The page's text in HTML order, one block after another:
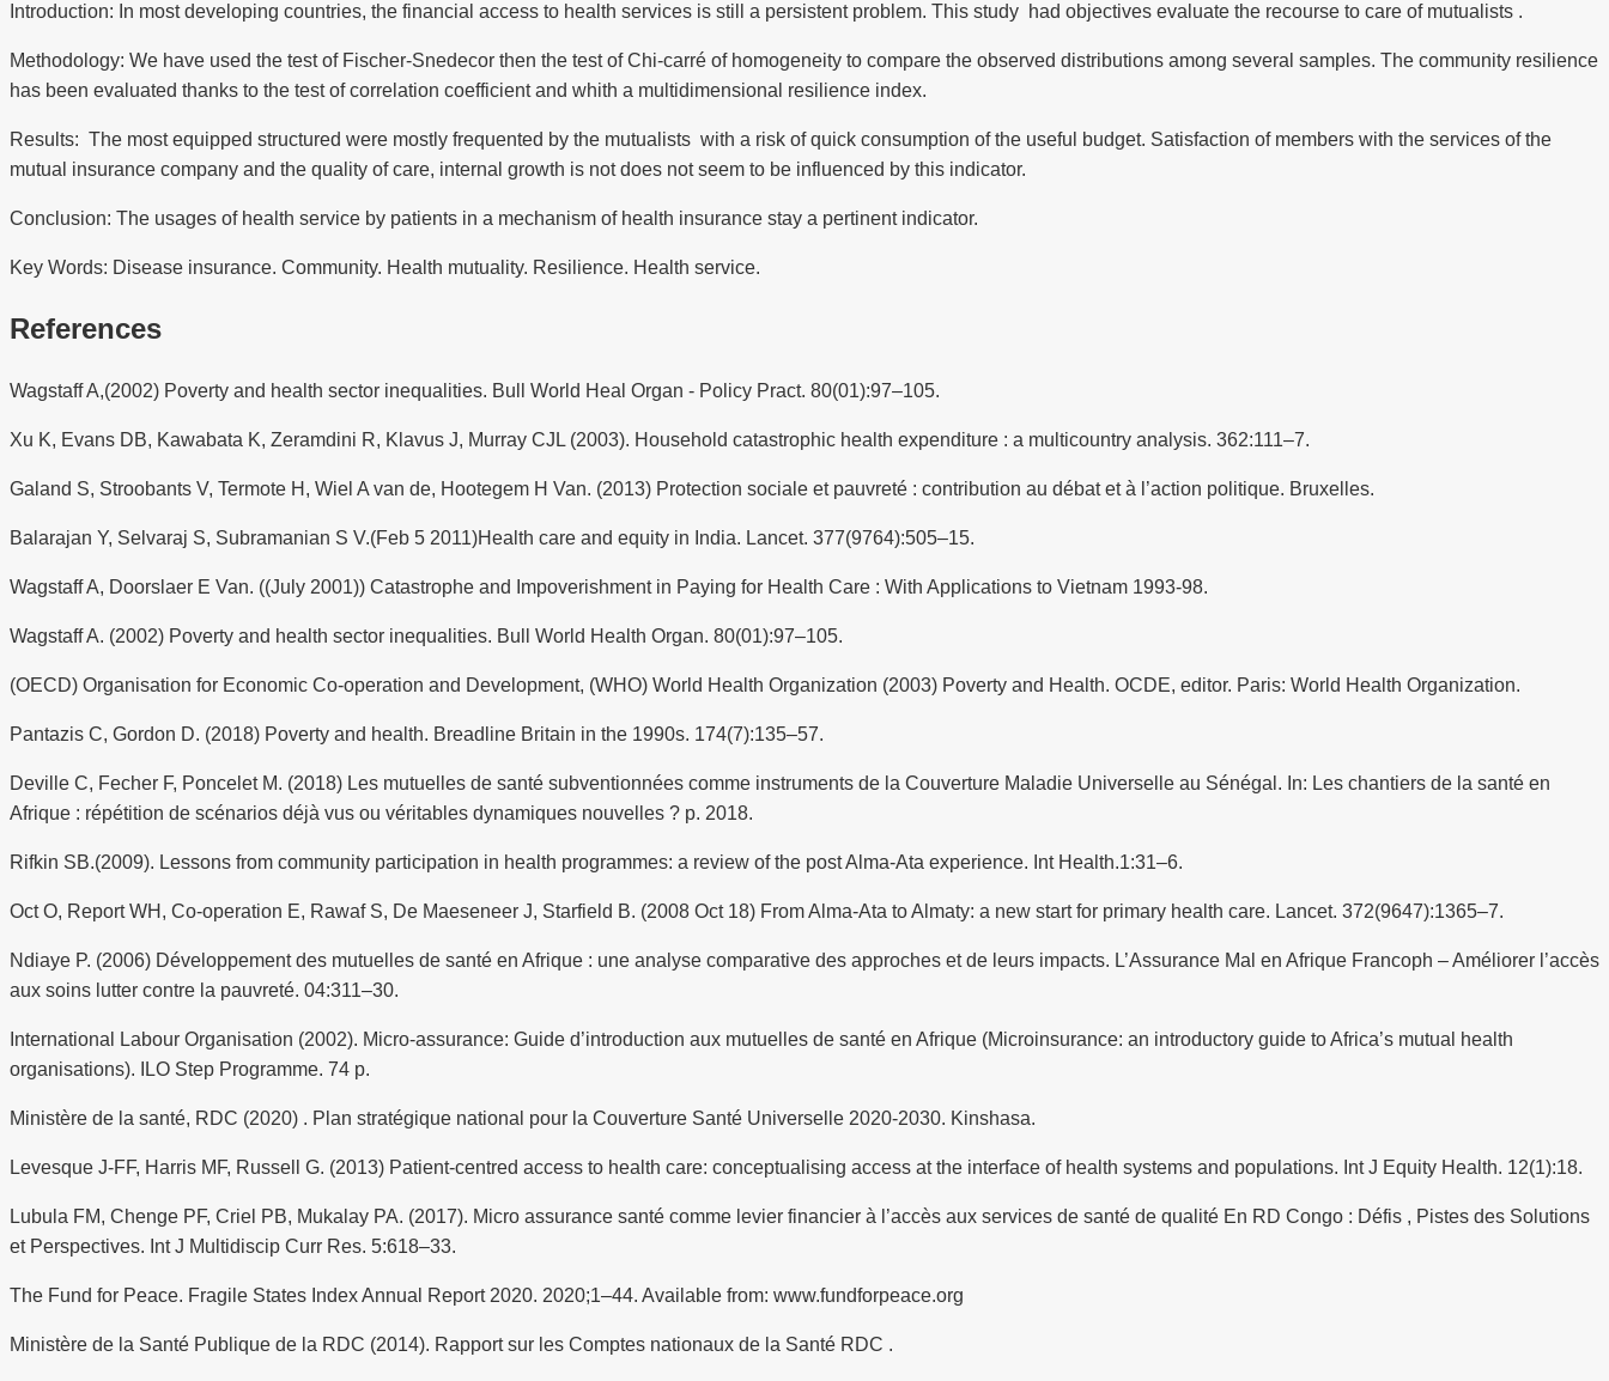
Introduction: In most developing countries, the financial access to health services is still a persistent problem. This study had objectives evaluate the recourse to care of mutualists .
Methodology: We have used the test of Fischer-Snedecor then the test of Chi-carré of homogeneity to compare the observed distributions among several samples. The community resilience
has been evaluated thanks to the test of correlation coefficient and whith a multidimensional resilience index.
Results: The most equipped structured were mostly frequented by the mutualists with a risk of quick consumption of the useful budget. Satisfaction of members with the services of the
mutual insurance company and the quality of care, internal growth is not does not seem to be influenced by this indicator.
Conclusion: The usages of health service by patients in a mechanism of health insurance stay a pertinent indicator.
Key Words: Disease insurance. Community. Health mutuality. Resilience. Health service.
References
Wagstaff A,(2002) Poverty and health sector inequalities. Bull World Heal Organ - Policy Pract. 80(01):97–105.
Xu K, Evans DB, Kawabata K, Zeramdini R, Klavus J, Murray CJL (2003). Household catastrophic health expenditure : a multicountry analysis. 362:111–7.
Galand S, Stroobants V, Termote H, Wiel A van de, Hootegem H Van. (2013) Protection sociale et pauvreté : contribution au débat et à l’action politique. Bruxelles.
Balarajan Y, Selvaraj S, Subramanian S V.(Feb 5 2011)Health care and equity in India. Lancet. 377(9764):505–15.
Wagstaff A, Doorslaer E Van. ((July 2001)) Catastrophe and Impoverishment in Paying for Health Care : With Applications to Vietnam 1993-98.
Wagstaff A. (2002) Poverty and health sector inequalities. Bull World Health Organ. 80(01):97–105.
(OECD) Organisation for Economic Co-operation and Development, (WHO) World Health Organization (2003) Poverty and Health. OCDE, editor. Paris: World Health Organization.
Pantazis C, Gordon D. (2018) Poverty and health. Breadline Britain in the 1990s. 174(7):135–57.
Deville C, Fecher F, Poncelet M. (2018) Les mutuelles de santé subventionnées comme instruments de la Couverture Maladie Universelle au Sénégal. In: Les chantiers de la santé en
Afrique : répétition de scénarios déjà vus ou véritables dynamiques nouvelles ? p. 2018.
Rifkin SB.(2009). Lessons from community participation in health programmes: a review of the post Alma-Ata experience. Int Health.1:31–6.
Oct O, Report WH, Co-operation E, Rawaf S, De Maeseneer J, Starfield B. (2008 Oct 18) From Alma-Ata to Almaty: a new start for primary health care. Lancet. 372(9647):1365–7.
Ndiaye P. (2006) Développement des mutuelles de santé en Afrique : une analyse comparative des approches et de leurs impacts. L’Assurance Mal en Afrique Francoph – Améliorer l’accès
aux soins lutter contre la pauvreté. 04:311–30.
International Labour Organisation (2002). Micro-assurance: Guide d’introduction aux mutuelles de santé en Afrique (Microinsurance: an introductory guide to Africa’s mutual health
organisations). ILO Step Programme. 74 p.
Ministère de la santé, RDC (2020) . Plan stratégique national pour la Couverture Santé Universelle 2020-2030. Kinshasa.
Levesque J-FF, Harris MF, Russell G. (2013) Patient-centred access to health care: conceptualising access at the interface of health systems and populations. Int J Equity Health. 12(1):18.
Lubula FM, Chenge PF, Criel PB, Mukalay PA. (2017). Micro assurance santé comme levier financier à l’accès aux services de santé de qualité En RD Congo : Défis , Pistes des Solutions
et Perspectives. Int J Multidiscip Curr Res. 5:618–33.
The Fund for Peace. Fragile States Index Annual Report 2020. 2020;1–44. Available from: www.fundforpeace.org
Ministère de la Santé Publique de la RDC (2014). Rapport sur les Comptes nationaux de la Santé RDC .